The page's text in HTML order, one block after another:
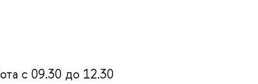
с 09.30 до 12.30